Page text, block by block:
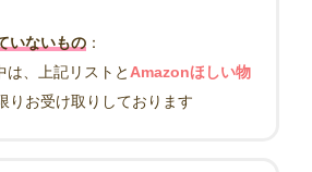
いないもの：
、上記リストと Amazonほしい物
りお受け取りしております